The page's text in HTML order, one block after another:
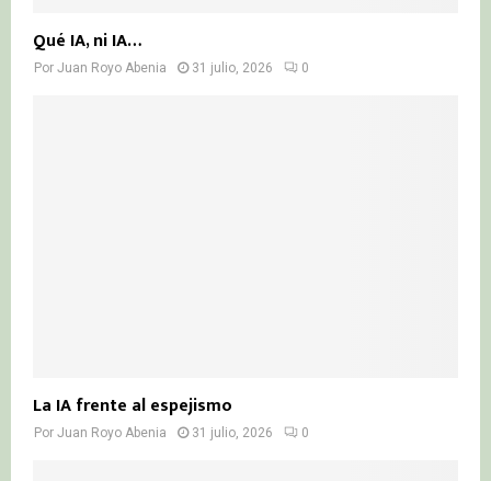
Qué IA, ni IA…
Por Juan Royo Abenia 31 julio, 2026 0
La IA frente al espejismo
Por Juan Royo Abenia 31 julio, 2026 0